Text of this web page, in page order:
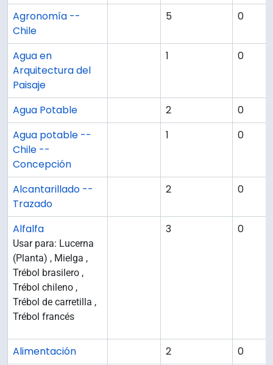
Agronomía --
Chile
5 0
Agua en
Arquitectura del
Paisaje
1 0
Agua Potable 2
0
Agua potable --
Chile --
Concepción
1 0
Alcantarillado --
Trazado
2 0
Alfalfa
Usar para: Lucerna
(Planta) , Mielga ,
Trébol brasilero ,
Trébol chileno ,
Trébol de carretilla ,
Trébol francés
3 0
Alimentación 2
0